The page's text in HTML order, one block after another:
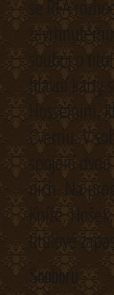
se RFA
souboj o
hlavní karty
Hosseinim,
Cvernu. V
spojení
nich. Na
Kníže,
titulové
Souboru